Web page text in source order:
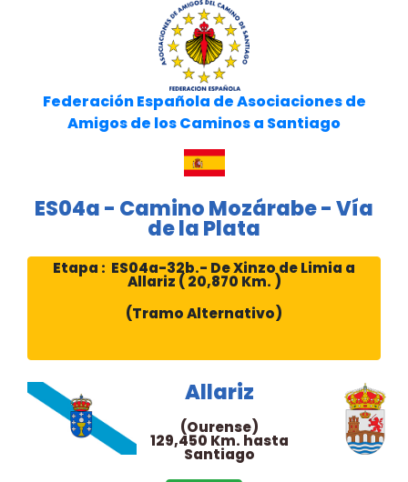
Federación Española de Asociaciones de
Amigos de los Caminos a Santiago
ES04a - Camino Mozárabe - Vía
de la Plata
Etapa : ES04a-32b.- De Xinzo de Limia a
Allariz ( 20,870 Km. )
(Tramo Alternativo)
Allariz
(Ourense)
129,450 Km. hasta
Santiago